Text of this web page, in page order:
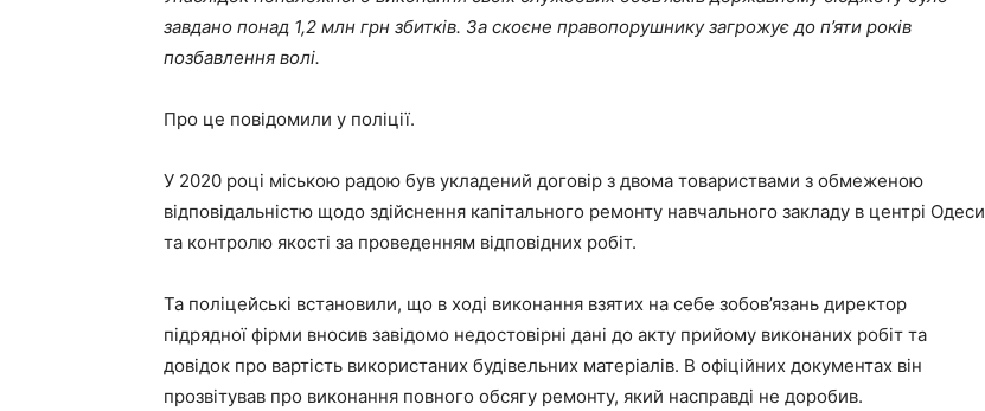
завдано понад 1,2 млн грн збитків. За скоєне правопорушнику загрожує до п’яти років
позбавлення волі.
Про це повідомили у поліції.
У 2020 році міською радою був укладений договір з двома товариствами з обмеженою
відповідальністю щодо здійснення капітального ремонту навчального закладу в центрі Одеси
та контролю якості за проведенням відповідних робіт.
Та поліцейські встановили, що в ході виконання взятих на себе зобов’язань директор
підрядної фірми вносив завідомо недостовірні дані до акту прийому виконаних робіт та
довідок про вартість використаних будівельних матеріалів. В офіційних документах він
прозвітував про виконання повного обсягу ремонту, який насправді не доробив.